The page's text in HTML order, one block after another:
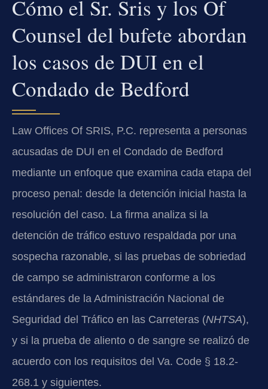
Cómo el Sr. Sris y los Of
Counsel del bufete abordan
los casos de DUI en el
Condado de Bedford
Law Offices Of SRIS, P.C. representa a personas
acusadas de DUI en el Condado de Bedford
mediante un enfoque que examina cada etapa del
proceso penal: desde la detención inicial hasta la
resolución del caso. La firma analiza si la
detención de tráfico estuvo respaldada por una
sospecha razonable, si las pruebas de sobriedad
de campo se administraron conforme a los
estándares de la Administración Nacional de
Seguridad del Tráfico en las Carreteras (NHTSA),
y si la prueba de aliento o de sangre se realizó de
acuerdo con los requisitos del Va. Code § 18.2-
268.1 y siguientes.